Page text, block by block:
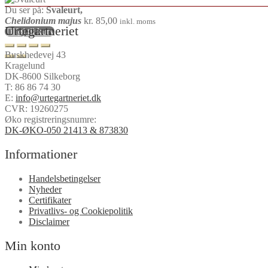
Urtegartneriet
Buskhedevej 43
Kragelund
DK-8600 Silkeborg
T: 86 86 74 30
E: info@urtegartneriet.dk
CVR: 19260275
Øko registreringsnumre:
DK-ØKO-050 21413 & 873830
Informationer
Handelsbetingelser
Nyheder
Certifikater
Privatlivs- og Cookiepolitik
Disclaimer
Min konto
Du ser på:Svaleurt,
Chelidonium majus kr. 85,00 inkl. moms
Tilføj til kurv